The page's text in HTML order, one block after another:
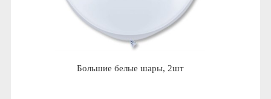
Большие белые шары, 2шт